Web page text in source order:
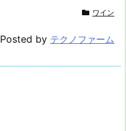
ワイン
Posted by テクノファーム